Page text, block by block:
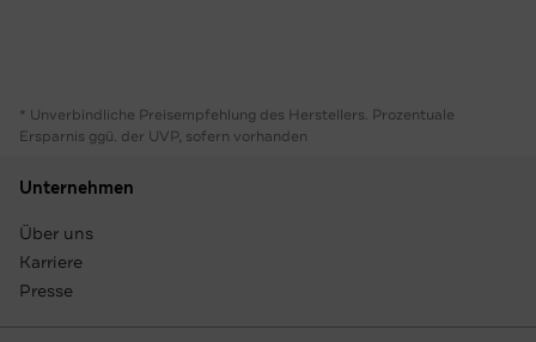
* Unverbindliche Preisempfehlung des Herstellers. Prozentuale
Ersparnis ggü. der UVP, sofern vorhanden
Unternehmen
Über uns
Karriere
Presse